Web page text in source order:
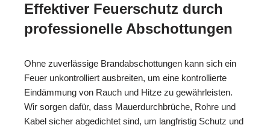
Effektiver Feuerschutz durch
professionelle Abschottungen
Ohne zuverlässige Brandabschottungen kann sich ein
Feuer unkontrolliert ausbreiten, um eine kontrollierte
Eindämmung von Rauch und Hitze zu gewährleisten.
Wir sorgen dafür, dass Mauerdurchbrüche, Rohre und
Kabel sicher abgedichtet sind, um langfristig Schutz und